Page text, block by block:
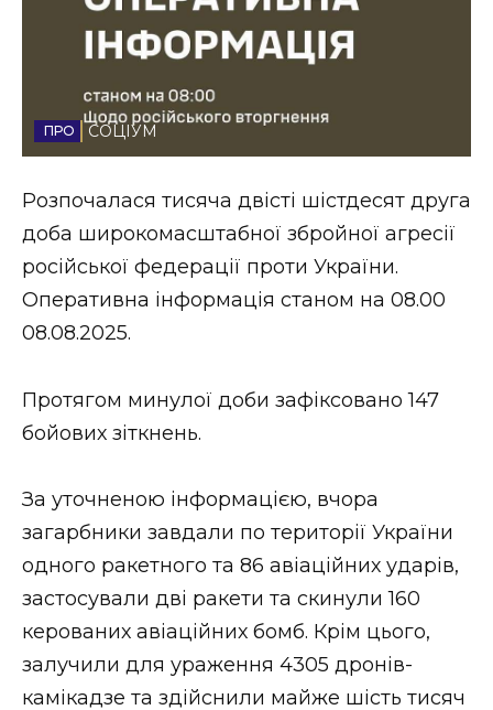
Політика
Соціум
Спорт
Стиль життя
Втрачений Ужгород
Втрачений Ужгород (відеоверсія)
ВІДЕО
СОЦІУМ
Розпочалася тисяча двісті шістдесят друга
доба широкомасштабної збройної агресії
російської федерації проти України.
Оперативна інформація станом на 08.00
08.08.2025.
Протягом минулої доби зафіксовано 147
бойових зіткнень.
За уточненою інформацією, вчора
загарбники завдали по території України
одного ракетного та 86 авіаційних ударів,
застосували дві ракети та скинули 160
керованих авіаційних бомб. Крім цього,
залучили для ураження 4305 дронів-
камікадзе та здійснили майже шість тисяч